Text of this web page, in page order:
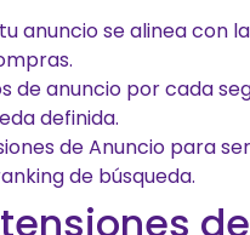
anuncio se alinea con
de anuncio por cada
definida.
de Anuncio para
de búsqueda.
de